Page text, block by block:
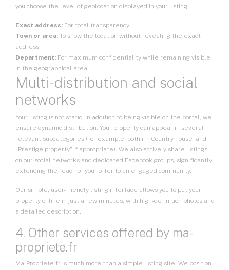
you choose the level of geolocation displayed in your listing:
Exact address: For total transparency.
Town or area: To show the location without revealing the exact
address.
Department: For maximum confidentiality while remaining visible
in the geographical area.
Multi-distribution and social
networks
Your listing is not static. In addition to being visible on the portal, we
ensure dynamic distribution. Your property can appear in several
relevant subcategories (for example, both in “Country house” and
“Prestige property” if appropriate). We also actively share listings
on our social networks and dedicated Facebook groups, significantly
extending the reach of your offer to an engaged community.
Our simple, user-friendly listing interface allows you to put your
property online in just a few minutes, with high-definition photos and
a detailed description.
4. Other services offered by ma-
propriete.fr
Ma-Propriete.fr is much more than a simple listing site. We position